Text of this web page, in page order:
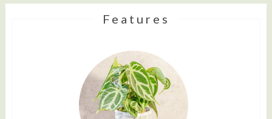
Features